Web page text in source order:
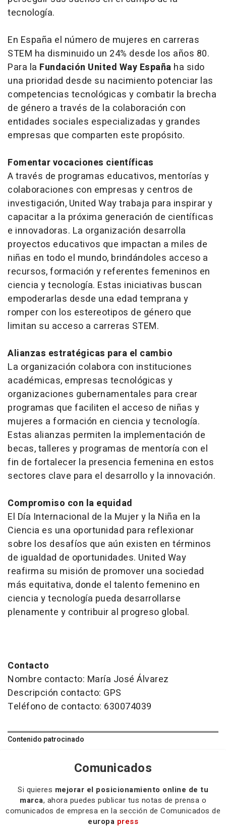
tecnología.
En España el número de mujeres en carreras
STEM ha disminuido un 24% desde los años 80.
Para la Fundación United Way España ha sido
una prioridad desde su nacimiento potenciar las
competencias tecnológicas y combatir la brecha
de género a través de la colaboración con
entidades sociales especializadas y grandes
empresas que comparten este propósito.
Fomentar vocaciones científicas
A través de programas educativos, mentorías y
colaboraciones con empresas y centros de
investigación, United Way trabaja para inspirar y
capacitar a la próxima generación de científicas
e innovadoras. La organización desarrolla
proyectos educativos que impactan a miles de
niñas en todo el mundo, brindándoles acceso a
recursos, formación y referentes femeninos en
ciencia y tecnología. Estas iniciativas buscan
empoderarlas desde una edad temprana y
romper con los estereotipos de género que
limitan su acceso a carreras STEM.
Alianzas estratégicas para el cambio
La organización colabora con instituciones
académicas, empresas tecnológicas y
organizaciones gubernamentales para crear
programas que faciliten el acceso de niñas y
mujeres a formación en ciencia y tecnología.
Estas alianzas permiten la implementación de
becas, talleres y programas de mentoría con el
fin de fortalecer la presencia femenina en estos
sectores clave para el desarrollo y la innovación.
Compromiso con la equidad
El Día Internacional de la Mujer y la Niña en la
Ciencia es una oportunidad para reflexionar
sobre los desafíos que aún existen en términos
de igualdad de oportunidades. United Way
reafirma su misión de promover una sociedad
más equitativa, donde el talento femenino en
ciencia y tecnología pueda desarrollarse
plenamente y contribuir al progreso global.
Contacto
Nombre contacto: María José Álvarez
Descripción contacto: GPS
Teléfono de contacto: 630074039
Contenido patrocinado
Comunicados
Si quieres mejorar el posicionamiento online de tu
marca, ahora puedes publicar tus notas de prensa o
comunicados de empresa en la sección de Comunicados de
europa press